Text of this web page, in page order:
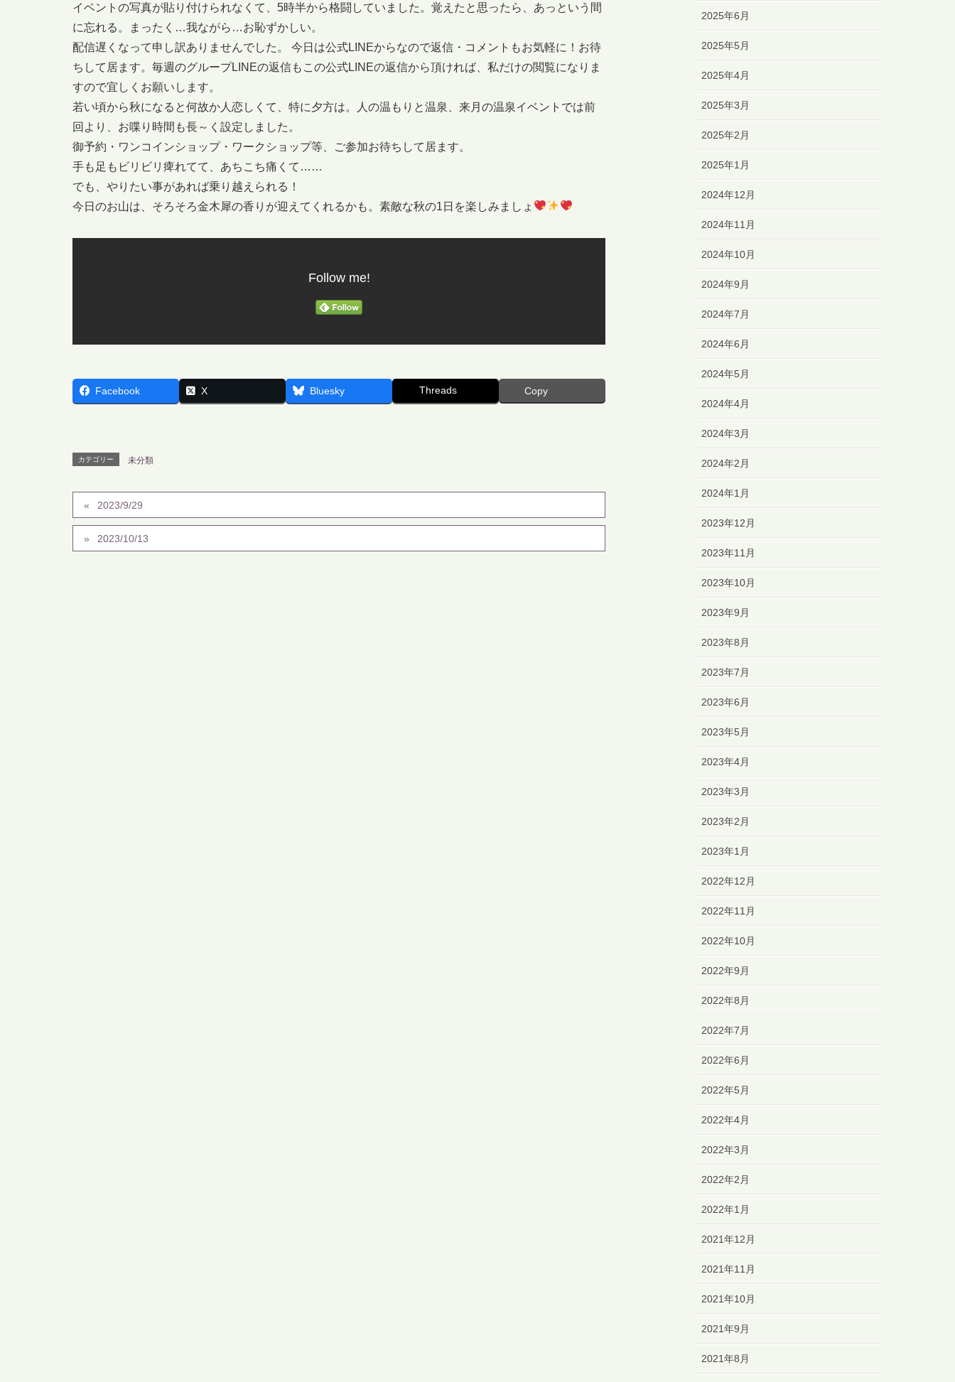
イベントの写真が貼り付けられなくて、5時半から格闘していました。覚えたと思ったら、あっという間
に忘れる。まったく…我ながら…お恥ずかしい。
配信遅くなって申し訳ありませんでした。 今日は公式LINEからなので返信・コメントもお気軽に！お待
ちして居ます。毎週のグループLINEの返信もこの公式LINEの返信から頂ければ、私だけの閲覧になりま
すので宜しくお願いします。
若い頃から秋になると何故か人恋しくて、特に夕方は。人の温もりと温泉、来月の温泉イベントでは前
回より、お喋り時間も長～く設定しました。
御予約・ワンコインショップ・ワークショップ等、ご参加お待ちして居ます。
手も足もビリビリ痺れてて、あちこち痛くて……
でも、やりたい事があれば乗り越えられる！
今日のお山は、そろそろ金木犀の香りが迎えてくれるかも。素敵な秋の1日を楽しみましょ
Follow me!
Facebook X Bluesky Threads Copy
カテゴリー 未分類
2023/9/29
2023/10/13
2025年6月
2025年5月
2025年4月
2025年3月
2025年2月
2025年1月
2024年12月
2024年11月
2024年10月
2024年9月
2024年7月
2024年6月
2024年5月
2024年4月
2024年3月
2024年2月
2024年1月
2023年12月
2023年11月
2023年10月
2023年9月
2023年8月
2023年7月
2023年6月
2023年5月
2023年4月
2023年3月
2023年2月
2023年1月
2022年12月
2022年11月
2022年10月
2022年9月
2022年8月
2022年7月
2022年6月
2022年5月
2022年4月
2022年3月
2022年2月
2022年1月
2021年12月
2021年11月
2021年10月
2021年9月
2021年8月